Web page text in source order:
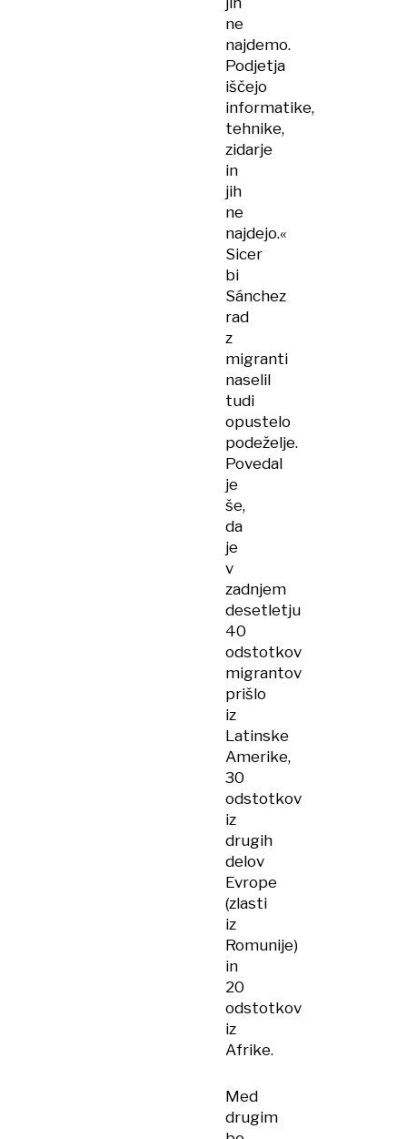
ne
najdemo.
Podjetja
iščejo
informatike,
tehnike,
zidarje
in
jih
ne
najdejo.«
Sicer
bi
Sánchez
rad
z
migranti
naselil
tudi
opustelo
podeželje.
Povedal
je
še,
da
je
v
zadnjem
desetletju
40
odstotkov
migrantov
prišlo
iz
Latinske
Amerike,
30
odstotkov
iz
drugih
delov
Evrope
(zlasti
iz
Romunije)
in
20
odstotkov
iz
Afrike.
Med
drugim